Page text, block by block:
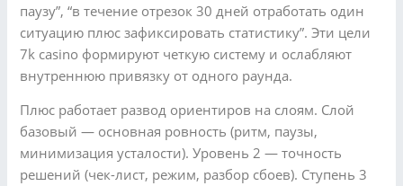
паузу”, “в течение отрезок 30 дней отработать один
ситуацию плюс зафиксировать статистику”. Эти цели
7k casino формируют четкую систему и ослабляют
внутреннюю привязку от одного раунда.
Плюс работает развод ориентиров на слоям. Слой
базовый — основная ровность (ритм, паузы,
минимизация усталости). Уровень 2 — точность
решений (чек-лист, режим, разбор сбоев). Ступень 3